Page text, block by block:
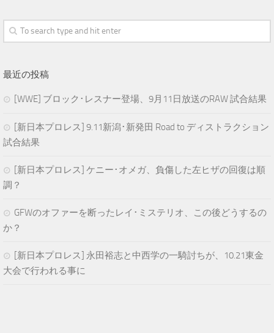
最近の投稿
[WWE] ブロック･レスナー登場、9月11日放送のRAW 試合結果
[新日本プロレス] 9.11新潟･新発田 Road to ディストラクション
試合結果
[新日本プロレス] ケニー･オメガ、負傷した左ヒザの回復は順
調？
GFWのオファーを断ったレイ･ミステリオ、この後どうするの
か？
[新日本プロレス] 永田裕志と中西学の一騎討ちが、10.21東金
大会で行われる事に